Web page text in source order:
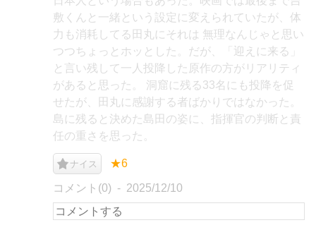
敷くんと一緒という設定に変えられていたが、体
力も消耗してる田丸にそれは 無理なんじゃと思い
つつちょっとホッとした。だが、「迎えに来る」
と言い残して一人投降した原作の方がリアリティ
があると思った。 洞窟に残る33名にも投降を促
せたが、田丸に感謝する者ばかりではなかった。
島に残ると決めた島田の姿に、指揮官の判断と責
任の重さを思った。
ナイス ★6
コメント(0) 2025/12/10